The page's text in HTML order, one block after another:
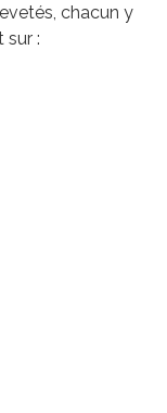
chacun y
sur :